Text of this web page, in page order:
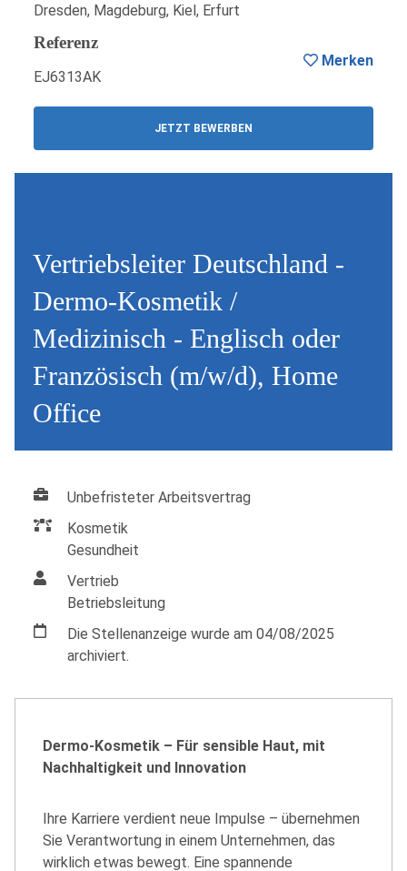
Dresden, Magdeburg, Kiel, Erfurt
Referenz
EJ6313AK
JETZT BEWERBEN
Merken
Vertriebsleiter Deutschland -
Dermo-Kosmetik /
Medizinisch - Englisch oder
Französisch (m/w/d), Home
Office
Unbefristeter Arbeitsvertrag
Kosmetik
Gesundheit
Vertrieb
Betriebsleitung
Die Stellenanzeige wurde am 04/08/2025
archiviert.
Dermo-Kosmetik – Für sensible Haut, mit
Nachhaltigkeit und Innovation
Ihre Karriere verdient neue Impulse – übernehmen
Sie Verantwortung in einem Unternehmen, das
wirklich etwas bewegt. Eine spannende